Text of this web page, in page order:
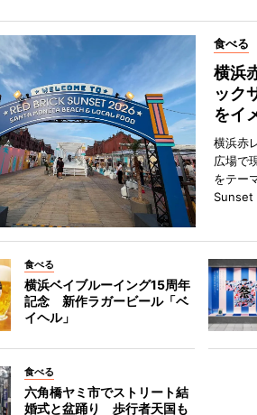
食べる
横浜
ック
をイ
横浜赤
広場で
をテー
Sunset
食べる
横浜ベイブルーイング15周年
記念 新作ラガービール「ベ
イヘル」
食べる
六角橋ヤミ市でストリート結
婚式と盆踊り 歩行者天国も